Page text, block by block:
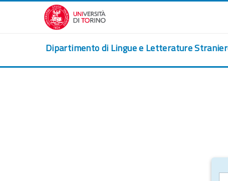
Ir para o conteúdo principal
Dipartimento di Lingue e Letterature